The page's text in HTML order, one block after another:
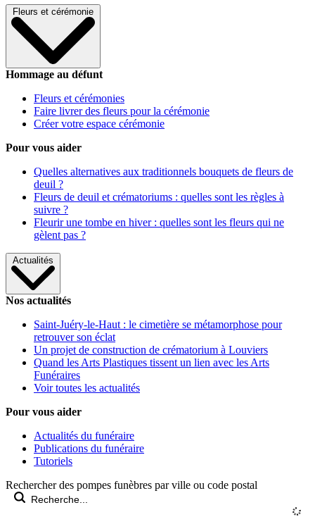
Fleurs et cérémonie
Hommage au défunt
Fleurs et cérémonies
Faire livrer des fleurs pour la cérémonie
Créer votre espace cérémonie
Pour vous aider
Quelles alternatives aux traditionnels bouquets de fleurs de
deuil ?
Fleurs de deuil et crématoriums : quelles sont les règles à
suivre ?
Fleurir une tombe en hiver : quelles sont les fleurs qui ne
gèlent pas ?
Actualités
Nos actualités
Saint-Juéry-le-Haut : le cimetière se métamorphose pour
retrouver son éclat
Un projet de construction de crématorium à Louviers
Quand les Arts Plastiques tissent un lien avec les Arts
Funéraires
Voir toutes les actualités
Pour vous aider
Actualités du funéraire
Publications du funéraire
Tutoriels
Rechercher des pompes funèbres par ville ou code postal